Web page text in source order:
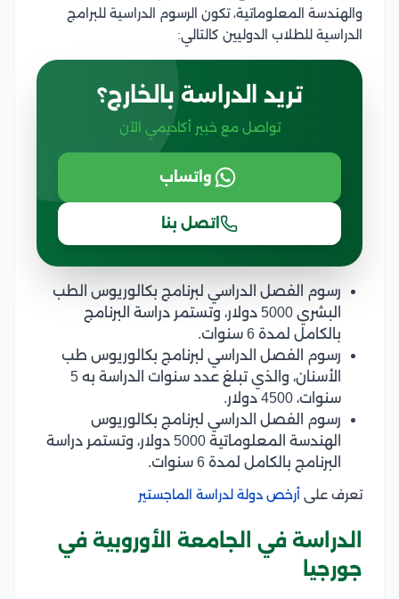
والهندسة المعلوماتية، تكون الرسوم الدراسية للبرامج
الدراسية للطلاب الدوليين كالتالي:
تريد الدراسة بالخارج؟
تواصل مع خبير أكاديمي الآن
واتساب
اتصل بنا
رسوم الفصل الدراسي لبرنامج بكالوريوس الطب
البشري 5000 دولار، وتستمر دراسة البرنامج
بالكامل لمدة 6 سنوات.
رسوم الفصل الدراسي لبرنامج بكالوريوس طب
الأسنان، والذي تبلغ عدد سنوات الدراسة به 5
سنوات، 4500 دولار.
رسوم الفصل الدراسي لبرنامج بكالوريوس
الهندسة المعلوماتية 5000 دولار، وتستمر دراسة
البرنامج بالكامل لمدة 6 سنوات.
تعرف على أرخص دولة لدراسة الماجستير
الدراسة في الجامعة الأوروبية في
جورجيا